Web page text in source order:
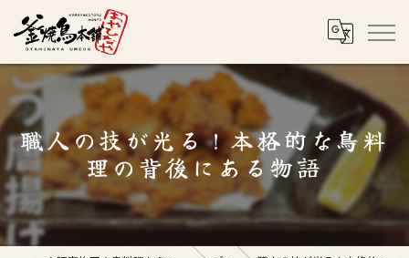
職人の技が光る！本格的な鳥料
理の背後にある物語